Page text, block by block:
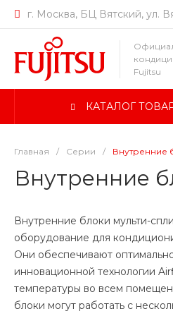
г. Москва, БЦ Вятский, ул.
Fujitsu
КАТАЛОГ
Главная / Серии / Внутренние
Внутренние
Внутренние блоки мульти-
оборудование для
Они обеспечивают
инновационной технологии
температуры во всем
блоки могут работать с